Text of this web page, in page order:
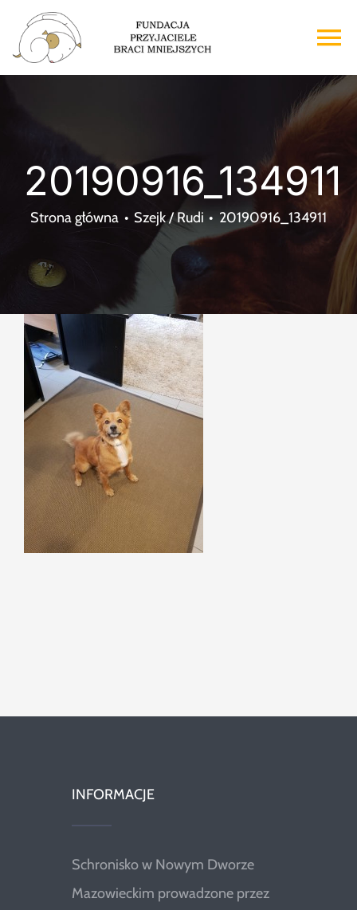
Przejdź
zawartości
Wsparcie
Kontakt
Szukaj
20190916_134911
Strona główna Szejk / Rudi 20190916_134911
INFORMACJE
Schronisko w Nowym Dworze
Mazowieckim prowadzone przez